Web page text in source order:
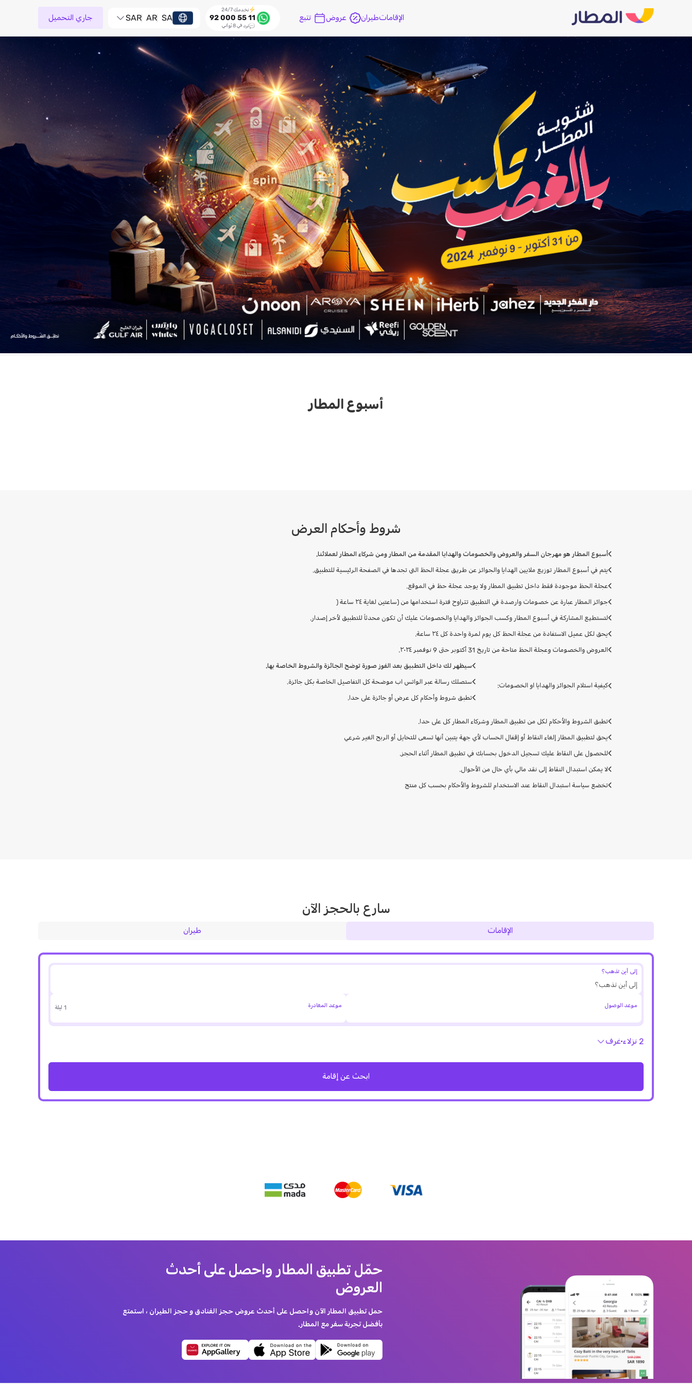
الإقاماتطيران عروض تتبع
نخدمك 24/7
92 000 55 11
نرد في 8 ثواني
SA
AR
SAR جاري التحميل
أسبوع المطار
شروط وأحكام العرض
أسبوع المطار هو مهرجان السفر والعروض والخصومات والهدايا المقدمة من المطار ومن شركاء المطار لعملائنا.
يتم في أسبوع المطار توزيع ملايين الهدايا والجوائز عن طريق عجلة الحظ التي تجدها في الصفحة الرئيسية للتطبيق.
عجلة الحظ موجودة فقط داخل تطبيق المطار ولا يوجد عجلة حظ في الموقع.
جوائز المطار عبارة عن خصومات وارصدة في التطبيق تتراوح فترة استخدامها من (ساعتين لغاية ٢٤ ساعة (
لتستطيع المشاركة في أسبوع المطار وكسب الجوائز والهدايا والخصومات عليك أن تكون محدثاً للتطبيق لأخر إصدار.
يحق لكل عميل الاستفادة من عجلة الحظ كل يوم لمرة واحدة كل ٢٤ ساعة.
العروض والخصومات وعجلة الحظ متاحة من تاريخ 31 أكتوبر حتى 9 نوفمبر ٢٠٢٤.
كيفية استلام الجوائز والهدايا او الخصومات:
سيظهر لك داخل التطبيق بعد الفوز صورة توضح الجائزة والشروط الخاصة بها.
ستصلك رسالة عبر الواتس اب موضحة كل التفاصيل الخاصة بكل جائزة.
تطبق شروط وأحكام كل عرض أو جائزة على حدا.
تطبق الشروط والأحكام لكل من تطبيق المطار وشركاء المطار كل على حدا.
يحق لتطبيق المطار إلغاء النقاط أو إقفال الحساب لأي جهة يتبين أنها تسعى للتحايل أو الربح الغير شرعي
للحصول على النقاط عليك تسجيل الدخول بحسابك في تطبيق المطار أثناء الحجز.
لا يمكن استبدال النقاط إلى نقد مالي بأي حال من الأحوال.
تخضع سياسة استبدال النقاط عند الاستخدام للشروط والأحكام بحسب كل منتج
سارع بالحجز الآن
الإقامات طيران
إلى أين تذهب؟
موعد الوصول موعد المغادرة 1 ليلة
2 نزلاء غرف
ابحث عن إقامة
حمّل تطبيق المطار واحصل على أحدث
العروض
حمل تطبيق المطار الآن واحصل على أحدث عروض حجز الفنادق و حجز الطيران ، استمتع
بأفضل تجربة سفر مع المطار.